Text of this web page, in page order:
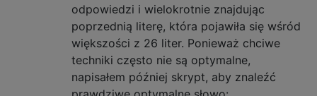
odpowiedzi i wielokrotnie znajdując
poprzednią literę, która pojawiła się wśród
większości z 26 liter. Ponieważ chciwe
techniki często nie są optymalne,
napisałem później skrypt, aby znaleźć